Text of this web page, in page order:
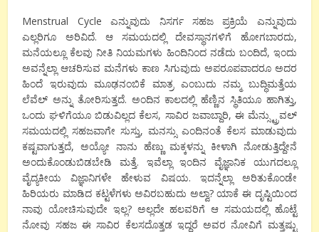
Menstrual Cycle ಎನ್ನುವುದು ನಿಸರ್ಗ ಸಹಜ ಪ್ರಕ್ರಿಯೆ ಎನ್ನುವುದು
ಎಲ್ಲರಿಗೂ ಅರಿವಿದೆ. ಆ ಸಮಯದಲ್ಲಿ ದೇವಸ್ಥಾನಗಳಿಗೆ ಹೋಗಬಾರದು,
ಮನೆಯಲ್ಲೂ ಕೆಲವು ನೀತಿ ನಿಯಮಗಳು ಹಿಂದಿನಿಂದ ನಡೆದು ಬಂದಿದೆ, ಇಂದು
ಅವನ್ನೆಲ್ಲಾ ಆಚರಿಸುವ ಮನೆಗಳು ಕಾಣ ಸಿಗುವುದು ಅಪರೂಪವಾದರೂ ಅದರ
ಹಿಂದೆ ಇರುವುದು ಮೂಢನಂಬಿಕೆ ಮಾತ್ರ ಎಂಬುದು ನಮ್ಮ ಬುದ್ಧಿಮತ್ತೆಯ
ಲೆವೆಲ್ ಅನ್ನು ತೋರಿಸುತ್ತದೆ. ಅಂದಿನ ಕಾಲದಲ್ಲಿ ಹೆಣ್ಣಿನ ಸ್ಥಿತಿಯೂ ಹಾಗಿತ್ತು,
ಒಂದು ಘಳಿಗೆಯೂ ಬಿಡುವಿಲ್ಲದ ಕೆಲಸ, ಸಾವಿರ ಜವಾಬ್ದಾರಿ, ಈ ಮೆನ್ಸ್ಟ್ರುವಲ್
ಸಮಯದಲ್ಲಿ ಸಹಜವಾಗೇ ಸುಸ್ತು, ಮನಸ್ಸು ಎಂದಿನಂತೆ ಕೆಲಸ ಮಾಡುವುದು
ಕಷ್ಟವಾಗುತ್ತದೆ, ಅಯ್ಯೋ ನಾನು ಹೆಣ್ಣು ಮಕ್ಕಳನ್ನು ಕೀಳಾಗಿ ನೋಡುತ್ತಿದ್ದೇನೆ
ಅಂದುಕೊಂಡುಬಿಡಬೇಡಿ ಮತ್ತೆ. ಇವೆಲ್ಲಾ ಇಂದಿನ ವೈಜ್ಞಾನಿಕ ಯುಗದಲ್ಲೂ
ವೈದ್ಯಕೀಯ ವಿಜ್ಞಾನಿಗಳೇ ಹೇಳುವ ವಿಷಯ. ಇದನ್ನೆಲ್ಲಾ ಅರಿತುಕೊಂಡೇ
ಹಿರಿಯರು ಮಾಡಿದ ಕಟ್ಟಳೆಗಳು ಅವಿರಬಹುದು ಅಲ್ವಾ? ಯಾಕೆ ಈ ದೃಷ್ಟಿಯಿಂದ
ನಾವು ಯೋಚಿಸುವುದೇ ಇಲ್ಲ? ಅಲ್ಲದೇ ಹಲವರಿಗೆ ಆ ಸಮಯದಲ್ಲಿ ಹೊಟ್ಟೆ
ನೋವು ಸಹಜ ಈ ಸಾವಿರ ಕೆಲಸದೊತ್ತಡ ಇದ್ದರೆ ಅವರ ನೋವಿಗೆ ಮತ್ತಷ್ಟು